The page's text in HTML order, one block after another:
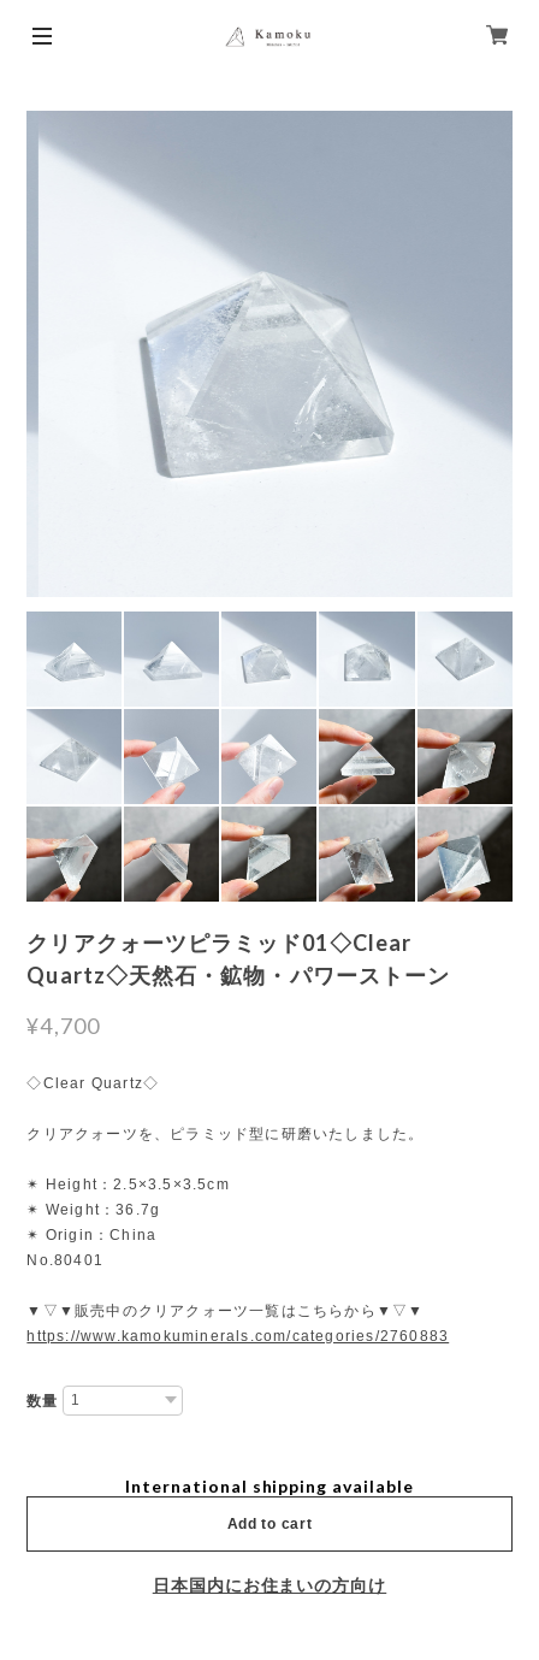
クリアクォーツピラミッド01◇Clear
Quartz◇天然石・鉱物・パワーストーン
¥4,700
◇Clear Quartz◇
クリアクォーツを、ピラミッド型に研磨いたしました。
✴︎ Height：2.5×3.5×3.5cm
✴︎ Weight：36.7g
✴︎ Origin：China
No.80401
▼▽▼販売中のクリアクォーツ一覧はこちらから▼▽▼
https://www.kamokuminerals.com/categories/2760883
数量
International shipping available
Add to cart
日本国内にお住まいの方向け